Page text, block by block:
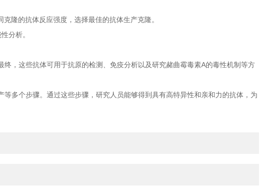
隆的抗体反应强度，选择最佳的抗体生产克隆。
分析。
，这些抗体可用于抗原的检测、免疫分析以及研究赭曲霉毒素A的毒性机制等方
多个步骤。通过这些步骤，研究人员能够得到具有高特异性和亲和力的抗体，为